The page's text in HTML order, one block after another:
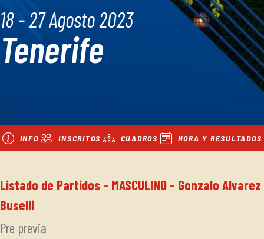
18 - 27 Agosto 2023
Tenerife
INFO INSCRITOS CUADROS HORA Y RESULTADOS
Listado de Partidos - MASCULINO - Gonzalo Alvarez
Buselli
Pre previa